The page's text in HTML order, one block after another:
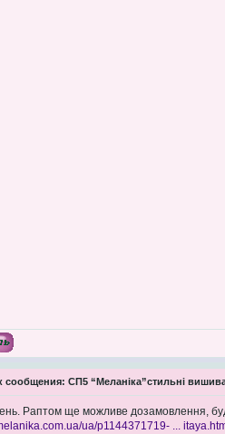
сообщения: СП5 “Меланіка”стильні
Раптом ще можливе дозамовлення,
ua/p1144371719- ...